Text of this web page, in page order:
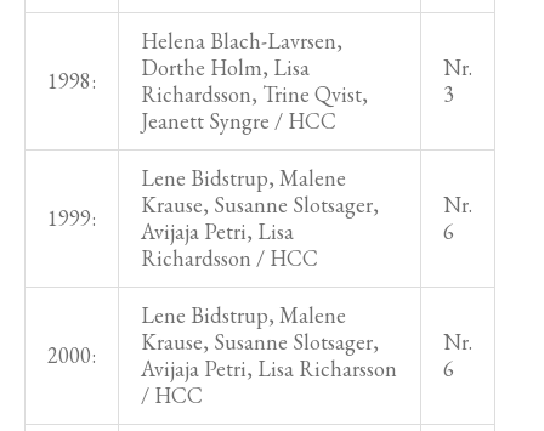
1998:
Helena Blach-Lavrsen,
Dorthe Holm, Lisa
Richardsson, Trine Qvist,
Jeanett Syngre / HCC
Nr.
3
1999:
Lene Bidstrup, Malene
Krause, Susanne Slotsager,
Avijaja Petri, Lisa
Richardsson / HCC
Nr.
6
2000:
Lene Bidstrup, Malene
Krause, Susanne Slotsager,
Avijaja Petri, Lisa Richarsson
/ HCC
Nr.
6